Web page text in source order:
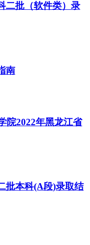
二批（软件类）录
南
院2022年黑龙江省
批本科(A段)录取结